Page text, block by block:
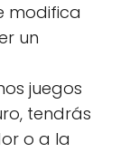
modifica
un
juegos
tendrás
o a la